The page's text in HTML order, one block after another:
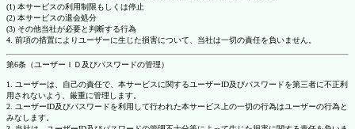
(1) 本サービスの利用制限もしくは停止
(2) 本サービスの退会処分
(3) その他当社が必要と判断する行為
4. 前項の措置によりユーザーに生じた損害について、当社は一切の責任を負いません。
第6条（ユーザーＩＤ及びパスワードの管理）
1. ユーザーは、自己の責任で、本サービスに関するユーザーID及びパスワードを第三者に不正利
用されないよう、厳重に管理します。
2. ユーザーID及びパスワードを利用して行われた本サービス上の一切の行為はユーザーの行為と
みなします。